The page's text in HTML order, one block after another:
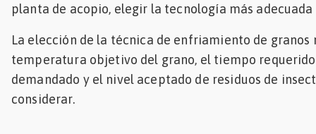
planta de acopio, elegir la tecnología más
La elección de la técnica de enfriamiento de granos
temperatura objetivo del grano, el tiempo
demandado y el nivel aceptado de residuos de
considerar.